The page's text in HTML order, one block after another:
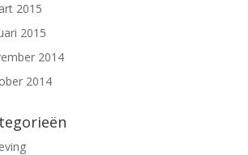
2015
2015
2014
2014